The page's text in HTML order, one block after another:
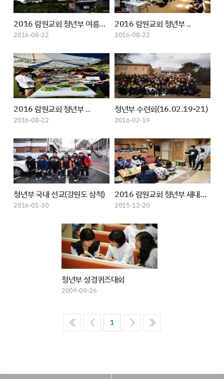
2016 람원교회 청년부 여름수련회
2016-08-22
2016 람원교회 청년부 ..
2016-08-22
2016 람원교회 청년부 ..
2016-08-22
청년부 수련회(16.02.19-21)
2016-02-19
청년부 국내 선교(강원도 삼척)
2016-01-30
2016 람원교회 청년부 새내기 엠티
2015-12-20
청년부 성경퀴즈대회
2009-09-26
ó�� ����
1 ����������